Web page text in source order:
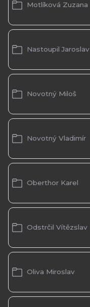
Motlíková Zuzana
Nastoupil Jaroslav
Novotný Miloš
Novotný Vladimír
Oberthor Karel
Odstrčil Vítězslav
Oliva Miroslav